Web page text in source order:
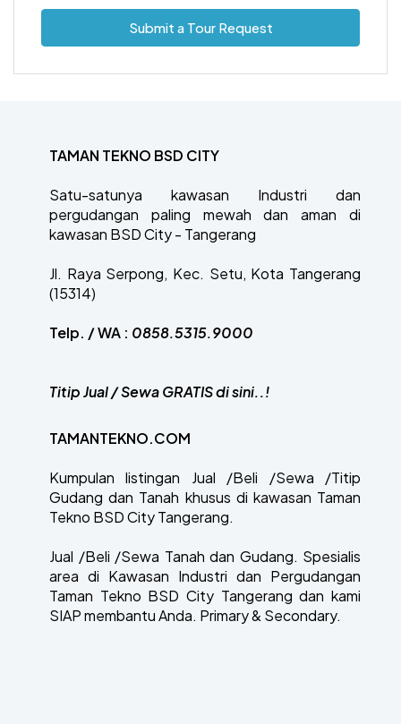
Submit a Tour Request
TAMAN TEKNO BSD CITY
Satu-satunya kawasan Industri dan
pergudangan paling mewah dan aman di
kawasan BSD City - Tangerang
Jl. Raya Serpong, Kec. Setu, Kota Tangerang
(15314)
Telp. / WA : 0858.5315.9000
Titip Jual / Sewa GRATIS di sini..!
TAMANTEKNO.COM
Kumpulan listingan Jual /Beli /Sewa /Titip
Gudang dan Tanah khusus di kawasan Taman
Tekno BSD City Tangerang.
Jual /Beli /Sewa Tanah dan Gudang. Spesialis
area di Kawasan Industri dan Pergudangan
Taman Tekno BSD City Tangerang dan kami
SIAP membantu Anda. Primary & Secondary.